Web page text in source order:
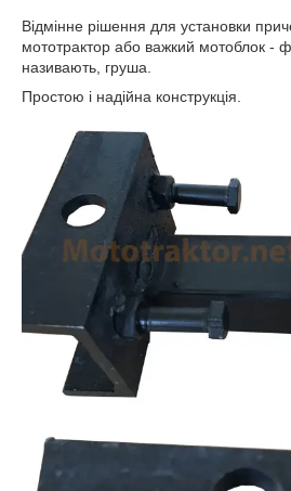
Відмінне рішення для установки
мототрактор або важкий мотоблок -
називають, груша.
Простою і надійна конструкція.